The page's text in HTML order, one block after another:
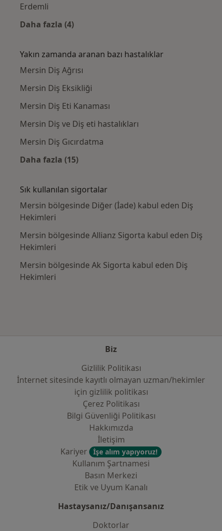
Erdemli
Daha fazla (4)
Yakın zamanda aranan bazı hastalıklar
Mersin Diş Ağrısı
Mersin Diş Eksikliği
Mersin Diş Eti Kanaması
Mersin Diş ve Diş eti hastalıkları
Mersin Diş Gıcırdatma
Daha fazla (15)
Sık kullanılan sigortalar
Mersin bölgesinde Diğer (İade) kabul eden Diş
Hekimleri
Mersin bölgesinde Allianz Sigorta kabul eden Diş
Hekimleri
Mersin bölgesinde Ak Sigorta kabul eden Diş
Hekimleri
Biz
Gizlilik Politikası
İnternet sitesinde kayıtlı olmayan uzman/hekimler
i̇çin gizlilik politikası
Çerez Politikası
Bilgi Güvenliği Politikası
Hakkımızda
İletişim
Kariyer
İşe alım yapıyoruz!
Kullanım Şartnamesi
Basın Merkezi
Etik ve Uyum Kanalı
Hastaysanız/Danışansanız
Doktorlar